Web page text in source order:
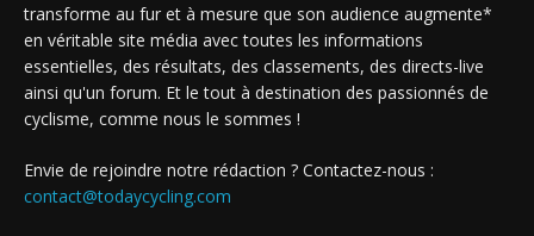
transforme au fur et à mesure que son audience augmente*
en véritable site média avec toutes les informations
essentielles, des résultats, des classements, des directs-live
ainsi qu'un forum. Et le tout à destination des passionnés de
cyclisme, comme nous le sommes !
Envie de rejoindre notre rédaction ? Contactez-nous :
contact@todaycycling.com